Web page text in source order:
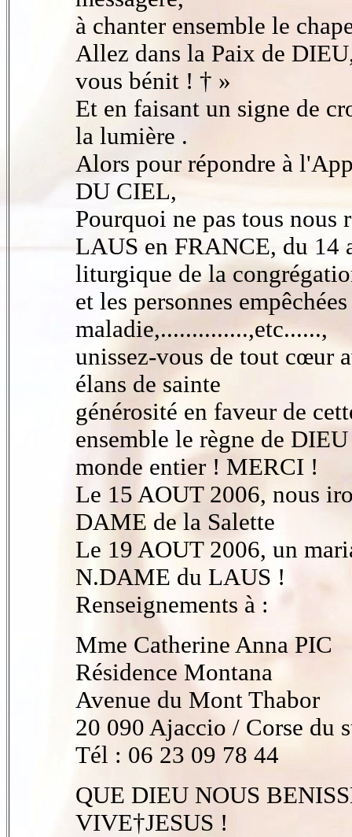
à chanter ensemble le
Allez dans la Paix de
vous bénit ! † »
Et en faisant un signe de
la lumière .
Alors pour répondre à
DU CIEL,
Pourquoi ne pas tous
LAUS en FRANCE, du 14
liturgique de la
et les personnes
maladie,..............,etc......,
unissez-vous de tout cœur
élans de sainte
générosité en faveur de
ensemble le règne de
monde entier ! MERCI !
Le 15 AOUT 2006, nous
DAME de la Salette
Le 19 AOUT 2006, un
N.DAME du LAUS !
Renseignements à :
Mme Catherine Anna PIC
Résidence Montana
Avenue du Mont Thabor
20 090 Ajaccio / Corse du
Tél : 06 23 09 78 44
QUE DIEU NOUS
VIVE†JESUS !